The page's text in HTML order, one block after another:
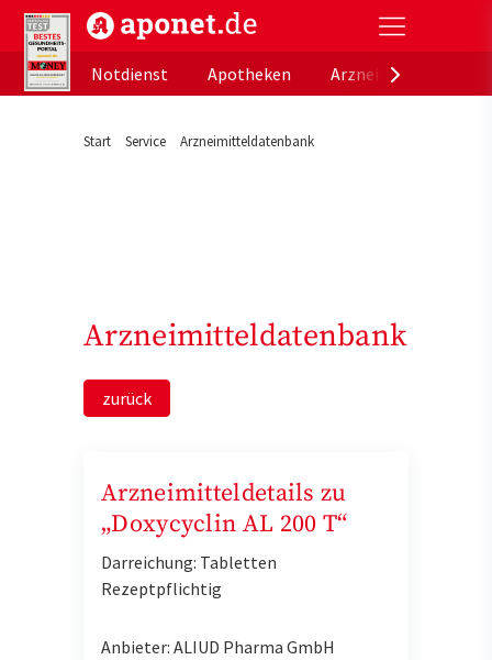
aponet.de - Das offizielle Gesundheitsportal der
Notdienst
Apotheken
Start Service Arzneimitteldatenbank
Arzneimitteldatenbank
zurück
Arzneimitteldetails zu
„Doxycyclin AL 200 T“
Darreichung: Tabletten
Rezeptpflichtig
Anbieter: ALIUD Pharma GmbH